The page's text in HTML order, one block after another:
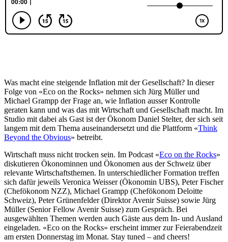
Was macht eine steigende Inflation mit der Gesellschaft? In dieser
Folge von «Eco on the Rocks» nehmen sich Jürg Müller und
Michael Grampp der Frage an, wie Inflation ausser Kontrolle
geraten kann und was das mit Wirtschaft und Gesellschaft macht. Im
Studio mit dabei als Gast ist der Ökonom Daniel Stelter, der sich seit
langem mit dem Thema auseinandersetzt und die Plattform «Think
Beyond the Obvious» betreibt.
Wirtschaft muss nicht trocken sein. Im Podcast «Eco on the Rocks»
diskutieren Ökonominnen und Ökonomen aus der Schweiz über
relevante Wirtschaftsthemen. In unterschiedlicher Formation treffen
sich dafür jeweils Veronica Weisser (Ökonomin UBS), Peter Fischer
(Chefökonom NZZ), Michael Grampp (Chefökonom Deloitte
Schweiz), Peter Grünenfelder (Direktor Avenir Suisse) sowie Jürg
Müller (Senior Fellow Avenir Suisse) zum Gespräch. Bei
ausgewählten Themen werden auch Gäste aus dem In- und Ausland
eingeladen. «Eco on the Rocks» erscheint immer zur Feierabendzeit
am ersten Donnerstag im Monat. Stay tuned – and cheers!